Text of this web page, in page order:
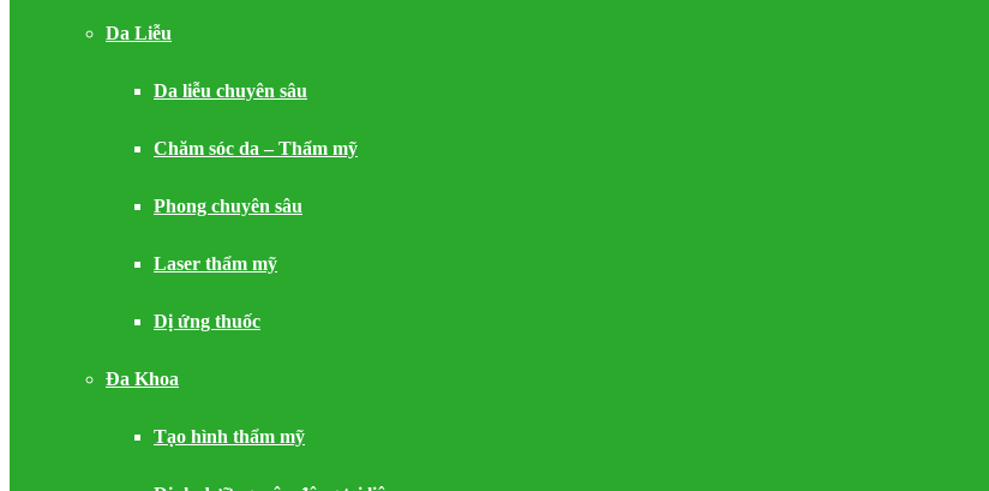
Da Liễu
Da liễu chuyên sâu
Chăm sóc da – Thẩm mỹ
Phong chuyên sâu
Laser thẩm mỹ
Dị ứng thuốc
Đa Khoa
Tạo hình thẩm mỹ